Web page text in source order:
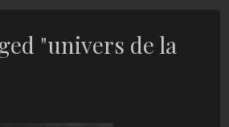
"univers de la